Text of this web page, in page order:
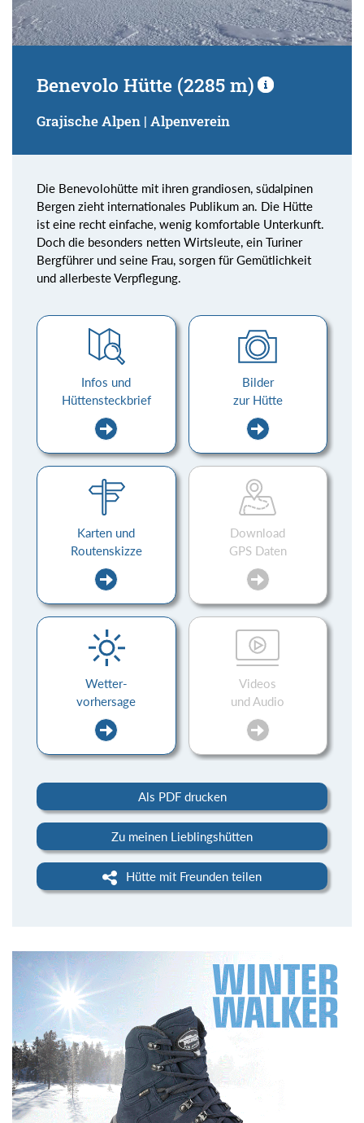
Benevolo Hütte (2285 m)
Grajische Alpen | Alpenverein
Die Benevolohütte mit ihren grandiosen, südalpinen
Bergen zieht internationales Publikum an. Die Hütte
ist eine recht einfache, wenig komfortable Unterkunft.
Doch die besonders netten Wirtsleute, ein Turiner
Bergführer und seine Frau, sorgen für Gemütlichkeit
und allerbeste Verpflegung.
Infos und
Hüttensteckbrief
Bilder
zur Hütte
Karten und
Routenskizze
Download
GPS Daten
Wetter-
vorhersage
Videos
und Audio
Als PDF drucken
Zu meinen Lieblingshütten
Hütte mit Freunden teilen